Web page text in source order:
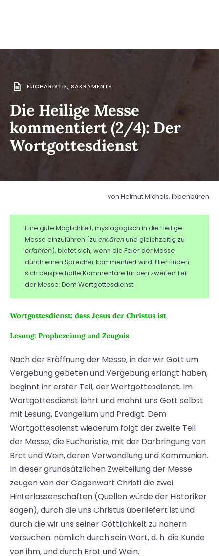
EUCHARISTIE, SAKRAMENTE
Die Heilige Messe
kommentiert (2/4): Der
Wortgottesdienst
von Helmut Michels, Ibbenbüren
Eine gute Möglichkeit, mystagogisch in die Heilige
Messe einzuführen (zu erklärenund gleichzeitig zu
erfahren), bietet sich, wenn die Feier der Messe
durch einen Sprecher kommentiert wird. Hier finden
sich beispielhafte Kommentare für den zweiten Teil
der Messe: Dem Wortgottesdienst
Wortgottesdienst: dass Jesus der Christus ist
Lesung: Prophezeiung und Zeugnis
Nach der Eröffnung der Messe, in der wir Gott um
Vergebung gebeten und Vergebung erlangt haben,
beginnt ihr erster Teil, der Wortgottesdienst. Im
Wortgottesdienst lehrt und mahnt uns Gott selbst
mit Lesung, Evangelium und Predigt. Dem
Wortgottesdienst wiederum folgt der zweite Teil
der Messe, die Eucharistie, mit der Darbringung von
Brot und Wein, deren Verwandlung und Kommunion.
In dieser grundsätzlichen Zweiteilung der Messe
zeugen von der Gegenwart Christi die zwei
Hinterlassenschaften (Quellen würde der Historiker
sagen), durch die uns Christus überliefert ist und
durch die wir uns seiner Göttlichkeit zu nähern
versuchen: nämlich durch sein Wort, d. h. die Kunde
von ihm, und durch Brot und Wein.